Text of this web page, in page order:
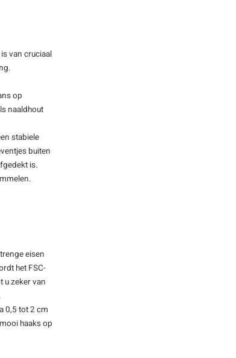
van cruciaal
op
naaldhout
stabiele
buiten
is.
eisen
het FSC-
u zeker van
0,5 tot 2 cm
haaks op